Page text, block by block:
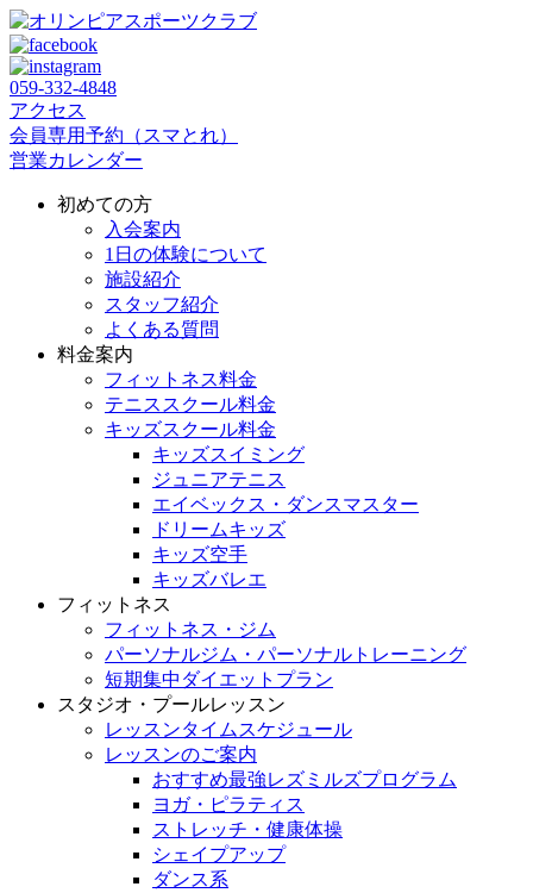
059‐332‐4848
アクセス
会員専用予約（スマとれ）
営業カレンダー
初めての方
入会案内
1日の体験について
施設紹介
スタッフ紹介
よくある質問
料金案内
フィットネス料金
テニススクール料金
キッズスクール料金
キッズスイミング
ジュニアテニス
エイベックス・ダンスマスター
ドリームキッズ
キッズ空手
キッズバレエ
フィットネス
フィットネス・ジム
パーソナルジム・パーソナルトレーニング
短期集中ダイエットプラン
スタジオ・プールレッスン
レッスンタイムスケジュール
レッスンのご案内
おすすめ最強レズミルズプログラム
ヨガ・ピラティス
ストレッチ・健康体操
シェイプアップ
ダンス系